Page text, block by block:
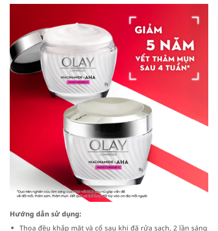
Hướng dẫn sử dụng:
Thoa đều khắp mặt và cổ sau khi đã rửa sạch, 2 lần sáng